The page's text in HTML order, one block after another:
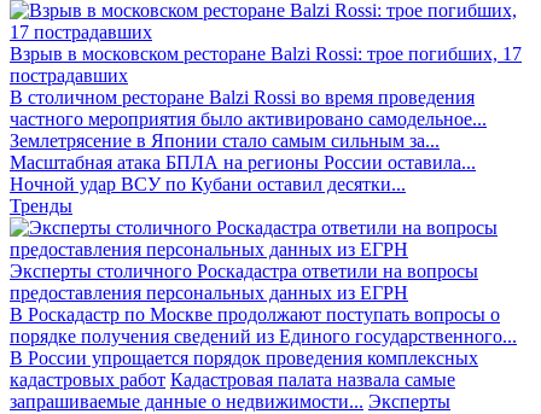
Взрыв в московском ресторане Balzi Rossi: трое погибших, 17
пострадавших
В столичном ресторане Balzi Rossi во время проведения
частного мероприятия было активировано самодельное...
Землетрясение в Японии стало самым сильным за...
Масштабная атака БПЛА на регионы России оставила...
Ночной удар ВСУ по Кубани оставил десятки...
Тренды
Эксперты столичного Роскадастра ответили на вопросы
предоставления персональных данных из ЕГРН
В Роскадастр по Москве продолжают поступать вопросы о
порядке получения сведений из Единого государственного...
В России упрощается порядок проведения комплексных
кадастровых работ Кадастровая палата назвала самые
запрашиваемые данные о недвижимости... Эксперты